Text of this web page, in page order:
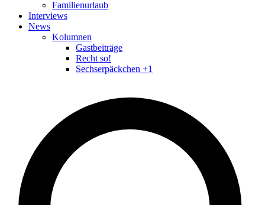
Familienurlaub
Interviews
News
Kolumnen
Gastbeiträge
Recht so!
Sechserpäckchen +1